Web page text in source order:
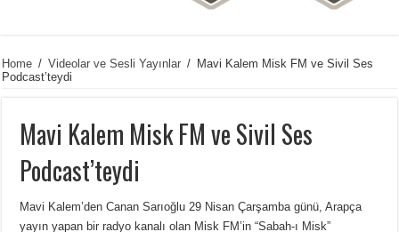
Home / Videolar ve Sesli Yayınlar / Mavi Kalem Misk FM ve Sivil Ses
Podcast’teydi
Mavi Kalem Misk FM ve Sivil Ses
Podcast’teydi
Mavi Kalem’den Canan Sarıoğlu 29 Nisan Çarşamba günü, Arapça
yayın yapan bir radyo kanalı olan Misk FM’in “Sabah-ı Misk”